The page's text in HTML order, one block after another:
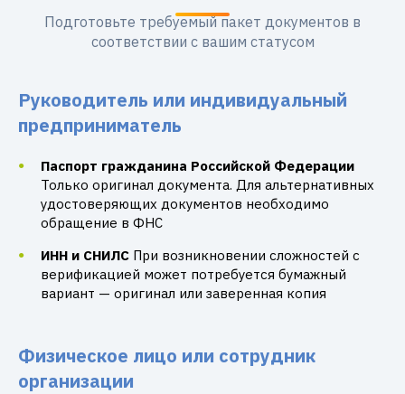
Подготовьте требуемый пакет документов в
соответствии с вашим статусом
Руководитель или индивидуальный
предприниматель
Паспорт гражданина Российской Федерации
Только оригинал документа. Для альтернативных
удостоверяющих документов необходимо
обращение в ФНС
ИНН и СНИЛС При возникновении сложностей с
верификацией может потребуется бумажный
вариант — оригинал или заверенная копия
Физическое лицо или сотрудник
организации